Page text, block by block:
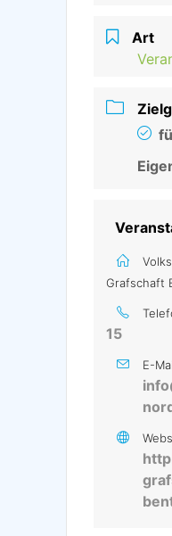
Art
Grafschaft
15
E-